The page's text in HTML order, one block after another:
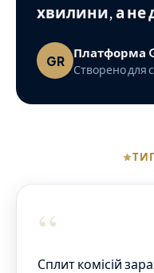
хвилини, а не
GR
Платформа
Створено для
“
Сплит комісій